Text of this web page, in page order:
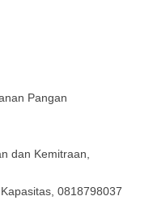
Pangan
dan Kemitraan,
0818798037